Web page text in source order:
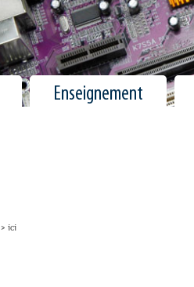
Enseignement
> ici